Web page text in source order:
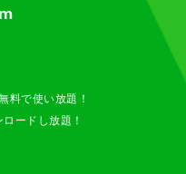
料で使い放題！
ードし放題！